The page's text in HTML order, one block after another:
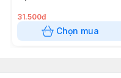
31.500đ
Chọn mua